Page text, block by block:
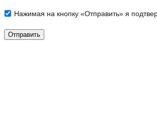
Нажимая на кнопку «Отправить» я